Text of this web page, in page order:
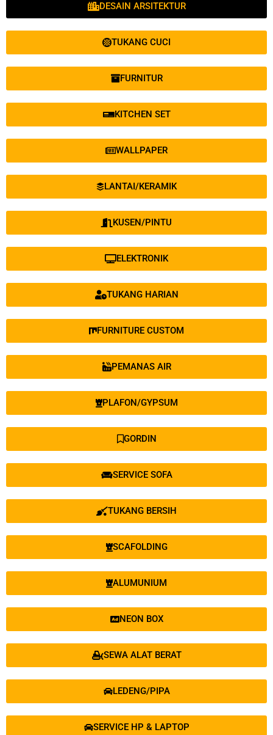
DESAIN ARSITEKTUR
TUKANG CUCI
FURNITUR
KITCHEN SET
WALLPAPER
LANTAI/KERAMIK
KUSEN/PINTU
ELEKTRONIK
TUKANG HARIAN
FURNITURE CUSTOM
PEMANAS AIR
PLAFON/GYPSUM
GORDIN
SERVICE SOFA
TUKANG BERSIH
SCAFOLDING
ALUMUNIUM
NEON BOX
SEWA ALAT BERAT
LEDENG/PIPA
SERVICE HP & LAPTOP